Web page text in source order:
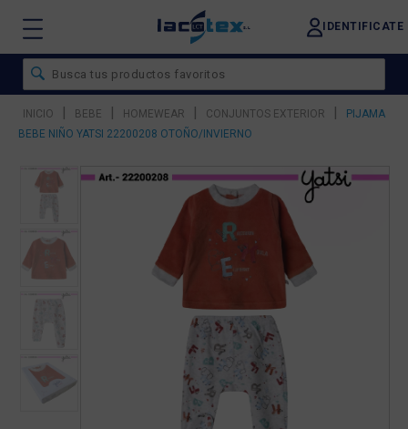
IDENTIFICATE
INICIO | BEBE | HOMEWEAR | CONJUNTOS EXTERIOR |
PIJAMA
BEBE NIÑO YATSI 22200208 OTOÑO/INVIERNO